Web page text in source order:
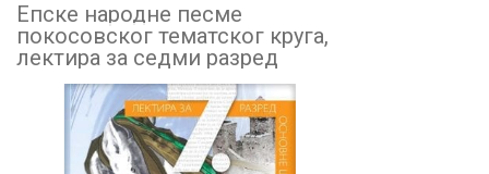
Епске народне песме
покосовског тематског круга,
лектира за седми разред